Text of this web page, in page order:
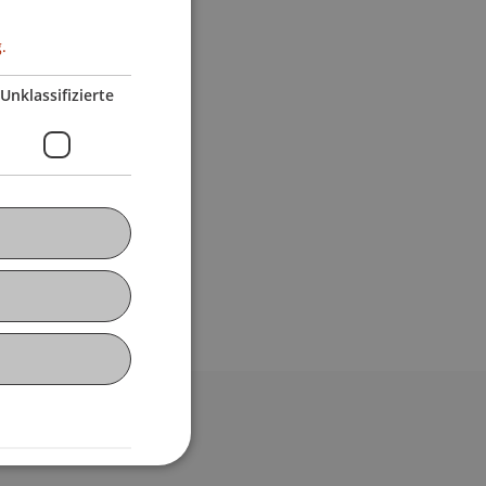
Verzeichnis
Unklassifizierte